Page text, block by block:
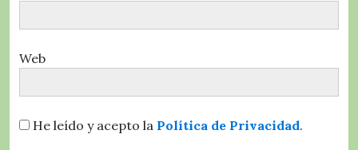
Web
He leído y acepto la Política de Privacidad.